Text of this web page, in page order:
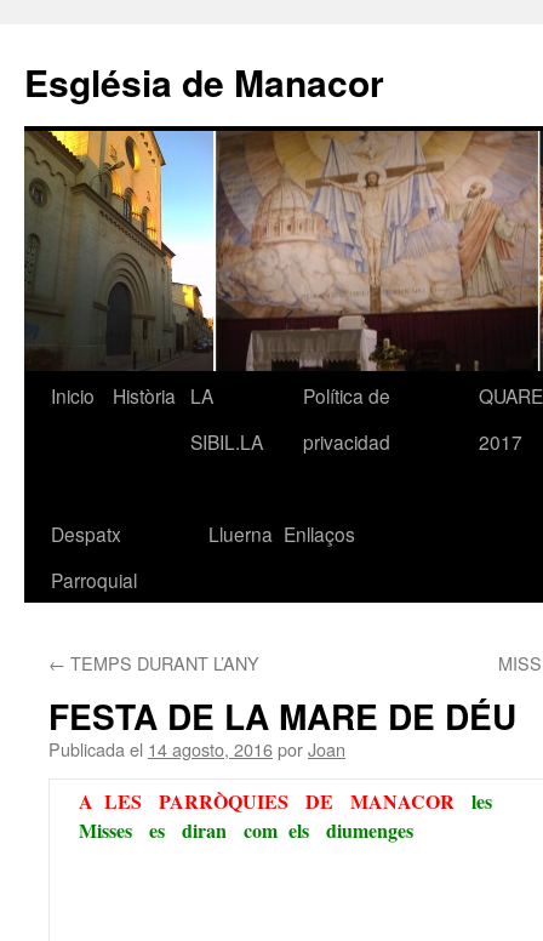
contenido
Església de Manacor
Inicio Història
LA
SIBIL.LA
Política de
privacidad
2017
Despatx
Parroquial
Lluerna Enllaços
← TEMPS DURANT L’ANY
FESTA DE LA MARE DE DÉU
Publicada el 14 agosto, 2016porJoan
A LES PARRÒQUIES DE MANACOR les
Misses es diran com els diumenges